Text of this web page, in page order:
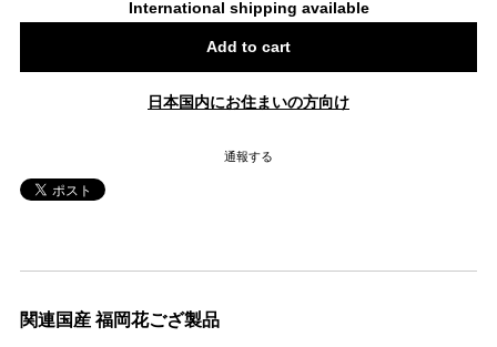
International shipping available
Add to cart
日本国内にお住まいの方向け
通報する
関連国産 福岡花ござ製品